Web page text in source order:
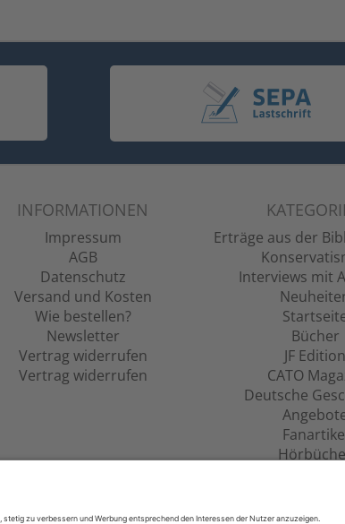
INFORMATIONEN
Impressum
AGB
Datenschutz
Versand und Kosten
Wie bestellen?
Newsletter
Vertrag widerrufen
Vertrag widerrufen
Erträge aus der
Interviews mit
Bücher
JF Edition
CATO
Deutsche